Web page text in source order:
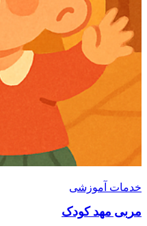
خدمات آموزشی
مربی مهد کودک